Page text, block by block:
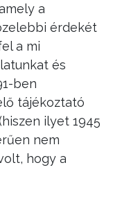
a
érdekét
a mi
és
ben
tájékoztató
ilyet 1945
nem
hogy a